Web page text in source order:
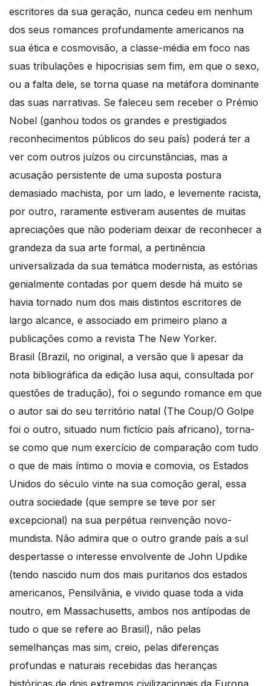
escritores da sua geração, nunca cedeu em nenhum
dos seus romances profundamente americanos na
sua ética e cosmovisão, a classe-média em foco nas
suas tribulações e hipocrisias sem fim, em que o sexo,
ou a falta dele, se torna quase na metáfora dominante
das suas narrativas. Se faleceu sem receber o Prémio
Nobel (ganhou todos os grandes e prestigiados
reconhecimentos públicos do seu país) poderá ter a
ver com outros juízos ou circunstâncias, mas a
acusação persistente de uma suposta postura
demasiado machista, por um lado, e levemente racista,
por outro, raramente estiveram ausentes de muitas
apreciações que não poderiam deixar de reconhecer a
grandeza da sua arte formal, a pertinência
universalizada da sua temática modernista, as estórias
genialmente contadas por quem desde há muito se
havia tornado num dos mais distintos escritores de
largo alcance, e associado em primeiro plano a
publicações como a revista The New Yorker.
Brasil (Brazil, no original, a versão que li apesar da
nota bibliográfica da edição lusa aqui, consultada por
questões de tradução), foi o segundo romance em que
o autor sai do seu território natal (The Coup/O Golpe
foi o outro, situado num fictício país africano), torna-
se como que num exercício de comparação com tudo
o que de mais íntimo o movia e comovia, os Estados
Unidos do século vinte na sua comoção geral, essa
outra sociedade (que sempre se teve por ser
excepcional) na sua perpétua reinvenção novo-
mundista. Não admira que o outro grande país a sul
despertasse o interesse envolvente de John Updike
(tendo nascido num dos mais puritanos dos estados
americanos, Pensilvânia, e vivido quase toda a vida
noutro, em Massachusetts, ambos nos antípodas de
tudo o que se refere ao Brasil), não pelas
semelhanças mas sim, creio, pelas diferenças
profundas e naturais recebidas das heranças
históricas de dois extremos civilizacionais da Europa.